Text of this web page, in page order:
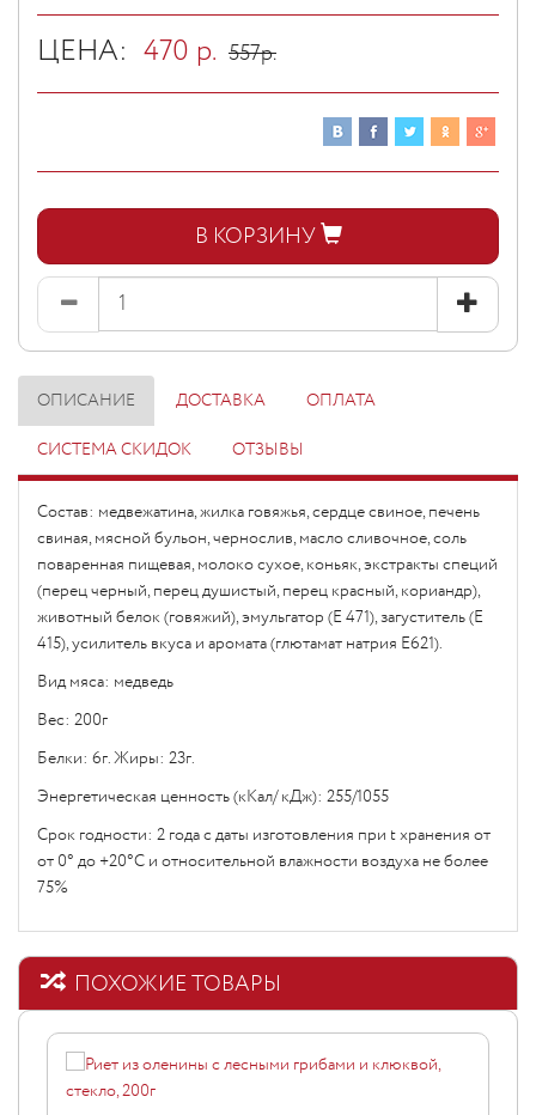
ЦЕНА: 470 р. 557р.
В КОРЗИНУ
ОПИСАНИЕ ДОСТАВКА ОПЛАТА
СИСТЕМА СКИДОК ОТЗЫВЫ
Состав: медвежатина, жилка говяжья, сердце свиное, печень
свиная, мясной бульон, чернослив, масло сливочное, соль
поваренная пищевая, молоко сухое, коньяк, экстракты специй
(перец черный, перец душистый, перец красный, кориандр),
животный белок (говяжий), эмульгатор (Е 471), загуститель (Е
415), усилитель вкуса и аромата (глютамат натрия Е621).
Вид мяса: медведь
Вес: 200г
Белки: 6г. Жиры: 23г.
Энергетическая ценность (кКал/ кДж): 255/1055
Срок годности: 2 года с даты изготовления при t хранения от
от 0° до +20°С и относительной влажности воздуха не более
75%
ПОХОЖИЕ ТОВАРЫ